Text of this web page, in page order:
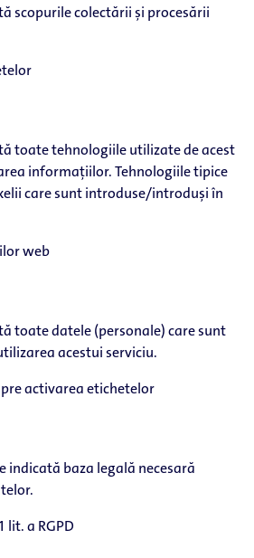
scopurile colectării și procesării
toate tehnologiile utilizate de acest
informațiilor. Tehnologiile tipice
care sunt introduse/introduși în
web
toate datele (personale) care sunt
acestui serviciu.
activarea etichetelor
indicată baza legală necesară
lit. a RGPD